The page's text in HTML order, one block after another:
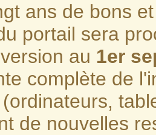
ans de bons
portail sera
au 1er
complète de
de nouvelles